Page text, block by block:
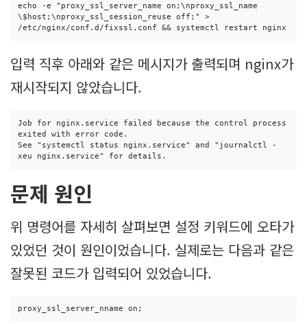
echo -e "proxy_ssl_server_name on;\nproxy_ssl_name
\$host;\nproxy_ssl_session_reuse off;" >
/etc/nginx/conf.d/fixssl.conf && systemctl restart nginx
입력 직후 아래와 같은 메시지가 출력되며 nginx가
재시작되지 않았습니다.
Job for nginx.service failed because the control process
exited with error code.
See "systemctl status nginx.service" and "journalctl -
xeu nginx.service" for details.
문제 원인
위 명령어를 자세히 살펴보면 설정 키워드에 오타가
있었던 것이 원인이었습니다. 실제로는 다음과 같은
잘못된 코드가 입력되어 있었습니다.
proxy_ssl_server_nname on;